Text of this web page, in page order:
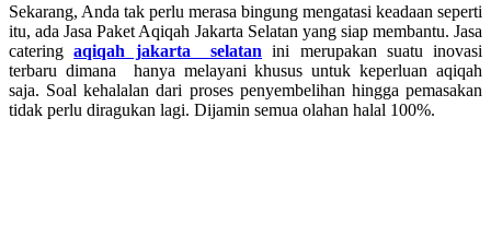
Sekarang, Anda tak perlu merasa bingung mengatasi keadaan seperti
itu, ada Jasa Paket Aqiqah Jakarta Selatan yang siap membantu. Jasa
cateringaqiqah jakarta selatan ini merupakan suatu inovasi
terbaru dimana hanya melayani khusus untuk keperluan aqiqah
saja. Soal kehalalan dari proses penyembelihan hingga pemasakan
tidak perlu diragukan lagi. Dijamin semua olahan halal 100%.